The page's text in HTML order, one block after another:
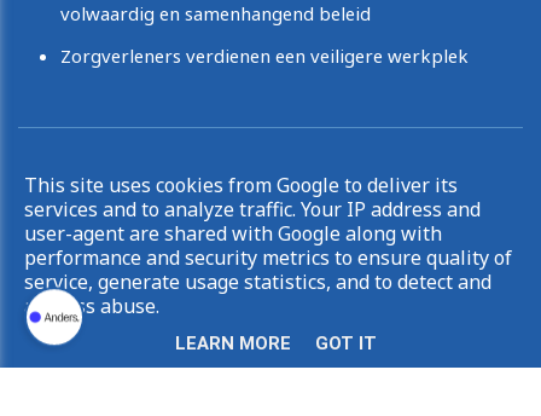
volwaardig en samenhangend beleid
Zorgverleners verdienen een veiligere werkplek
Privacy & Cookies | UP-TO-DATE WebDesign
This site uses cookies from Google to deliver its
services and to analyze traffic. Your IP address and
user-agent are shared with Google along with
performance and security metrics to ensure quality of
service, generate usage statistics, and to detect and
address abuse.
LEARN MORE GOT IT